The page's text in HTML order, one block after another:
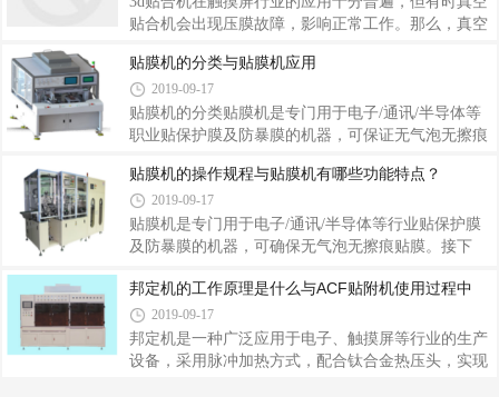
平台，左右移动式平台等多样化的工作模式，可实现
的进口配件和精加工零件，抗磨损性能强，易安装、
焊接
贴合机会出现压膜故障，影响正常工作。那么，真空
去解决呢?今天就让小编来给大家介绍介绍吧。通常
情况下3d贴合机出现压膜故障，主要有以下两个因
素：1、3d贴合机压模不上升，即是真空泵电源线插
错了地方，很可能直接是把真空泵的电源线插到插座
单，只要把它真空泵的电源线重新插到真空贴合机上
就可以了。2、压模不下降有两种原因，一个是3d贴
合机后面的两个调节螺丝被锁紧，对于这种情况的解
决
贴膜机的分类与贴膜机应用
2019-09-17
贴膜机的分类贴膜机是专门用于电子/通讯/半导体等
职业贴保护膜及防暴膜的机器，可保证无气泡无擦痕
设备下面的剥料板上, 自粘性领引下, 通过一系列张紧
导向设备被送件剥离后，再主动机械手校正后，被主
动贴装到用治具定位的工件上。分类：平面类贴膜机
实现在工件的上平面、上弧面的贴标签和贴膜，如盒
根据效率、精度和气泡要求进行选型。 圆瓶类贴膜机
实现在圆柱形、圆锥形产品的圆周面上贴标签或贴
膜，如玻璃瓶、塑料瓶等，可实现圆周、
贴膜机的操作规程与贴膜机有哪些功能特点？
2019-09-17
贴膜机是专门用于电子/通讯/半导体等行业贴保护膜
及防暴膜的机器，可确保无气泡无擦痕贴膜。接下
必须检查设备装置的紧固螺栓是否松动，并用调薄水
抹干净机器上的全部部件，以后重新调好胶水。工作
台面严禁存放任何杂物。2、闭合电源总开关，检查
主机的启动与停止、上胶的启动与停止、收卷的启动
邦定机的工作原理是什么与ACF贴附机使用过程中
2019-09-17
邦定机是一种广泛应用于电子、触摸屏等行业的生产
设备，采用脉冲加热方式，配合钛合金热压头，实现